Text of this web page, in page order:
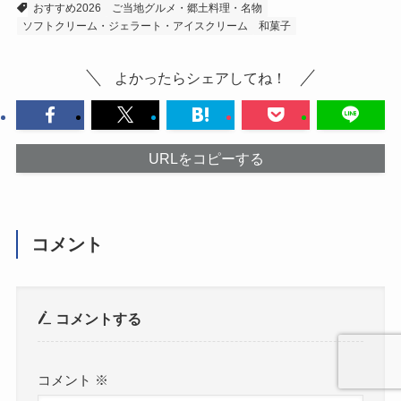
おすすめ2026
ご当地グルメ・郷土料理・名物
ソフトクリーム・ジェラート・アイスクリーム
和菓子
よかったらシェアしてね！
URLをコピーする
コメント
コメントする
コメント ※